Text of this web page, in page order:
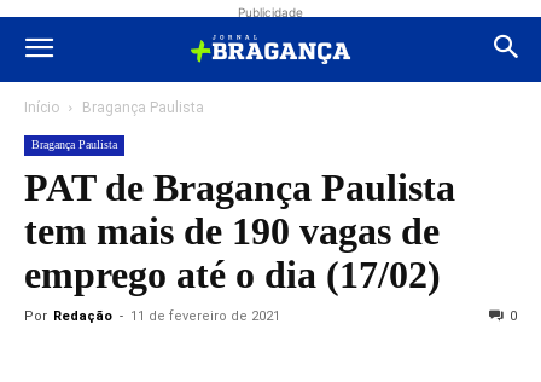
Publicidade
Início Bragança Paulista
Bragança Paulista
PAT de Bragança Paulista
tem mais de 190 vagas de
emprego até o dia (17/02)
Por Redação - 11 de fevereiro de 2021 0